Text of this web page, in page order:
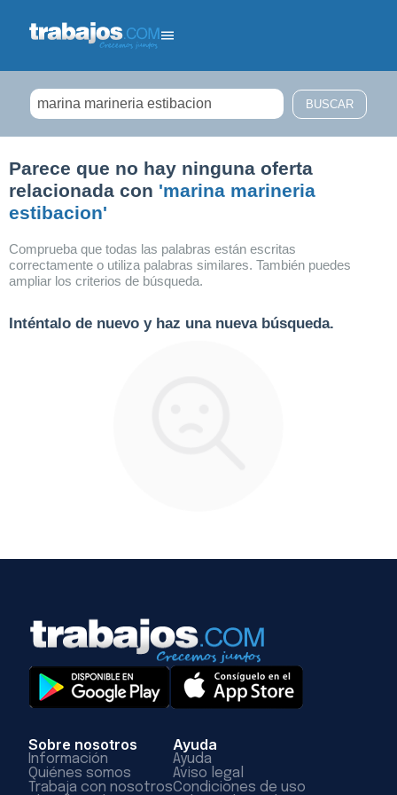
Parece que no hay ninguna oferta
relacionada con 'marina marineria
estibacion'
Comprueba que todas las palabras están escritas
correctamente o utiliza palabras similares. También puedes
ampliar los criterios de búsqueda.
Inténtalo de nuevo y haz una nueva búsqueda.
Sobre nosotros
Información
Quiénes somos
Trabaja con nosotros
Ayuda
Ayuda
Aviso legal
Condiciones de uso